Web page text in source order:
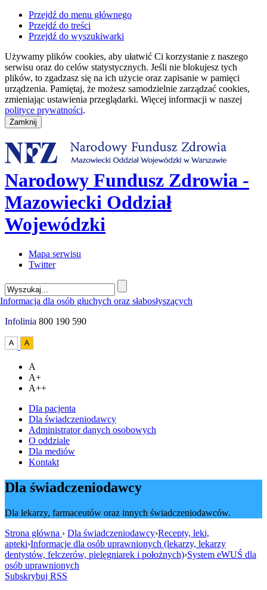
Przejdź do menu głównego
Przejdź do treści
Przejdź do wyszukiwarki
Używamy plików cookies, aby ułatwić Ci korzystanie z naszego
serwisu oraz do celów statystycznych. Jeśli nie blokujesz tych
plików, to zgadzasz się na ich użycie oraz zapisanie w pamięci
urządzenia. Pamiętaj, że możesz samodzielnie zarządzać cookies,
zmieniając ustawienia przeglądarki. Więcej informacji w naszej
polityce prywatności.
Narodowy Fundusz Zdrowia -
Mazowiecki Oddział
Wojewódzki
Mapa serwisu
Twitter
Infolinia 800 190 590
A
A+
A++
Dla pacjenta
Dla świadczeniodawcy
Administrator danych osobowych
O oddziale
Dla mediów
Kontakt
Dla świadczeniodawcy
Dla lekarzy, farmaceutów oraz innych świadczeniodawców.
Strona główna › Dla świadczeniodawcy›Recepty, leki,
apteki›Informacje dla osób uprawnionych (lekarzy, lekarzy
dentystów, felczerów, pielęgniarek i położnych)›System eWUŚ dla
osób uprawnionych
Subskrybuj RSS